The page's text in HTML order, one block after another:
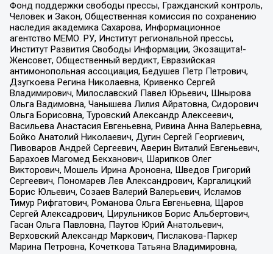
Фонд поддержки свободы прессы, Гражданский контроль,
Человек и Закон, Общественная комиссия по сохранению
наследия академика Сахарова, Информационное
агентство МЕМО. РУ, Институт региональной прессы,
Институт Развития Свободы Информации, Экозащита!-
Женсовет, Общественный вердикт, Евразийская
антимонопольная ассоциация, Бедушев Петр Петрович,
Дзугкоева Регина Николаевна, Кривенко Сергей
Владимирович, Милославский Павел Юрьевич, Шнырова
Ольга Вадимовна, Чанышева Лилия Айратовна, Сидорович
Ольга Борисовна, Туровский Александр Алексеевич,
Васильева Анастасия Евгеньевна, Ривина Анна Валерьевна,
Бойко Анатолий Николаевич, Дугин Сергей Георгиевич,
Пивоваров Андрей Сергеевич, Аверин Виталий Евгеньевич,
Барахоев Магомед Бекханович, Шарипков Олег
Викторович, Мошель Ирина Ароновна, Шведов Григорий
Сергеевич, Пономарев Лев Александрович, Каргалицкий
Борис Юльевич, Созаев Валерий Валерьевич, Исламов
Тимур Рифгатович, Романова Ольга Евгеньевна, Щаров
Сергей Алексадрович, Цирульников Борис Альбертович,
Гасан Ольга Павловна, Паутов Юрий Анатольевич,
Верховский Александр Маркович, Пислакова-Паркер
Марина Петровна, Кочеткова Татьяна Владимировна,